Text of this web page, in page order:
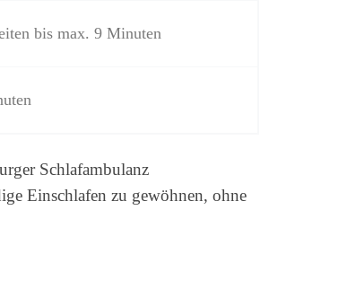
bis max. 9 Minuten
Schlafambulanz
Einschlafen zu gewöhnen, ohne